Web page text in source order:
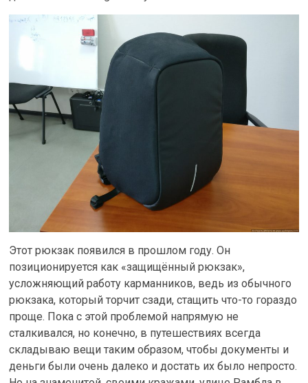
Этот рюкзак появился в прошлом году. Он
позиционируется как «защищённый рюкзак»,
усложняющий работу карманников, ведь из обычного
рюкзака, который торчит сзади, стащить что-то гораздо
проще. Пока с этой проблемой напрямую не
сталкивался, но конечно, в путешествиях всегда
складываю вещи таким образом, чтобы документы и
деньги были очень далеко и достать их было непросто.